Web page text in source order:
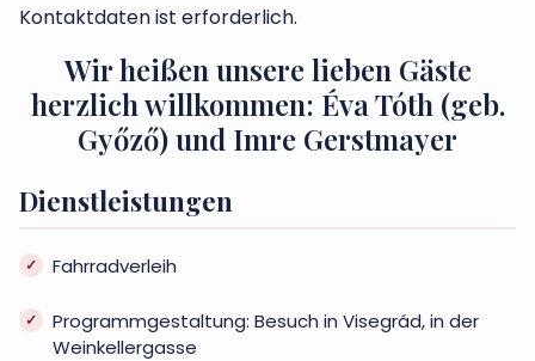
Kontaktdaten ist erforderlich.
Wir heißen unsere lieben Gäste
herzlich willkommen: Éva Tóth (geb.
Győző) und Imre Gerstmayer
Dienstleistungen
Fahrradverleih
Programmgestaltung: Besuch in Visegrád, in der
Weinkellergasse